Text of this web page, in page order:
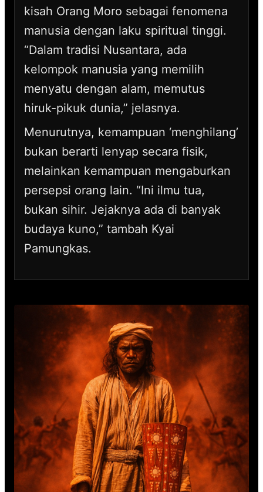
kisah Orang Moro sebagai fenomena
manusia dengan laku spiritual tinggi.
“Dalam tradisi Nusantara, ada
kelompok manusia yang memilih
menyatu dengan alam, memutus
hiruk-pikuk dunia,” jelasnya.
Menurutnya, kemampuan ‘menghilang’
bukan berarti lenyap secara fisik,
melainkan kemampuan mengaburkan
persepsi orang lain. “Ini ilmu tua,
bukan sihir. Jejaknya ada di banyak
budaya kuno,” tambah Kyai
Pamungkas.